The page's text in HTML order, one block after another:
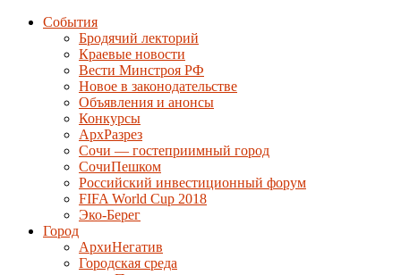
События
Бродячий лекторий
Краевые новости
Вести Минстроя РФ
Новое в законодательстве
Объявления и анонсы
Конкурсы
АрхРазрез
Сочи — гостеприимный город
СочиПешком
Российский инвестиционный форум
FIFA World Cup 2018
Эко-Берег
Город
АрхиНегатив
Городская среда